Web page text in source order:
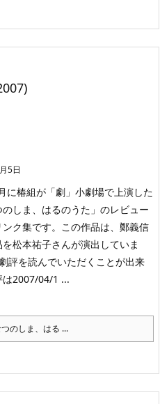
5日
に椿組が「劇」小劇場で上演した
しま、はるのうた」のレビュー
ンク集です。この作品は、鄭義信
松本祐子さんが演出していま
評を読んでいただくことが出来
は2007/04/1 ...
のしま、はる ...